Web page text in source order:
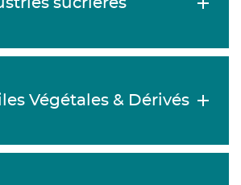
sucrières
Végétales & Dérivés